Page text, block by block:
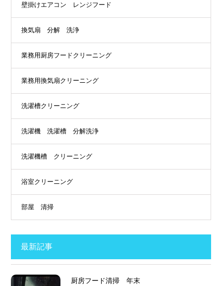
壁掛けエアコン レンジフード
換気扇 分解 洗浄
業務用厨房フードクリーニング
業務用換気扇クリーニング
洗濯槽クリーニング
洗濯機 洗濯槽 分解洗浄
洗濯機槽 クリーニング
浴室クリーニング
部屋 清掃
最新記事
厨房フード清掃 年末